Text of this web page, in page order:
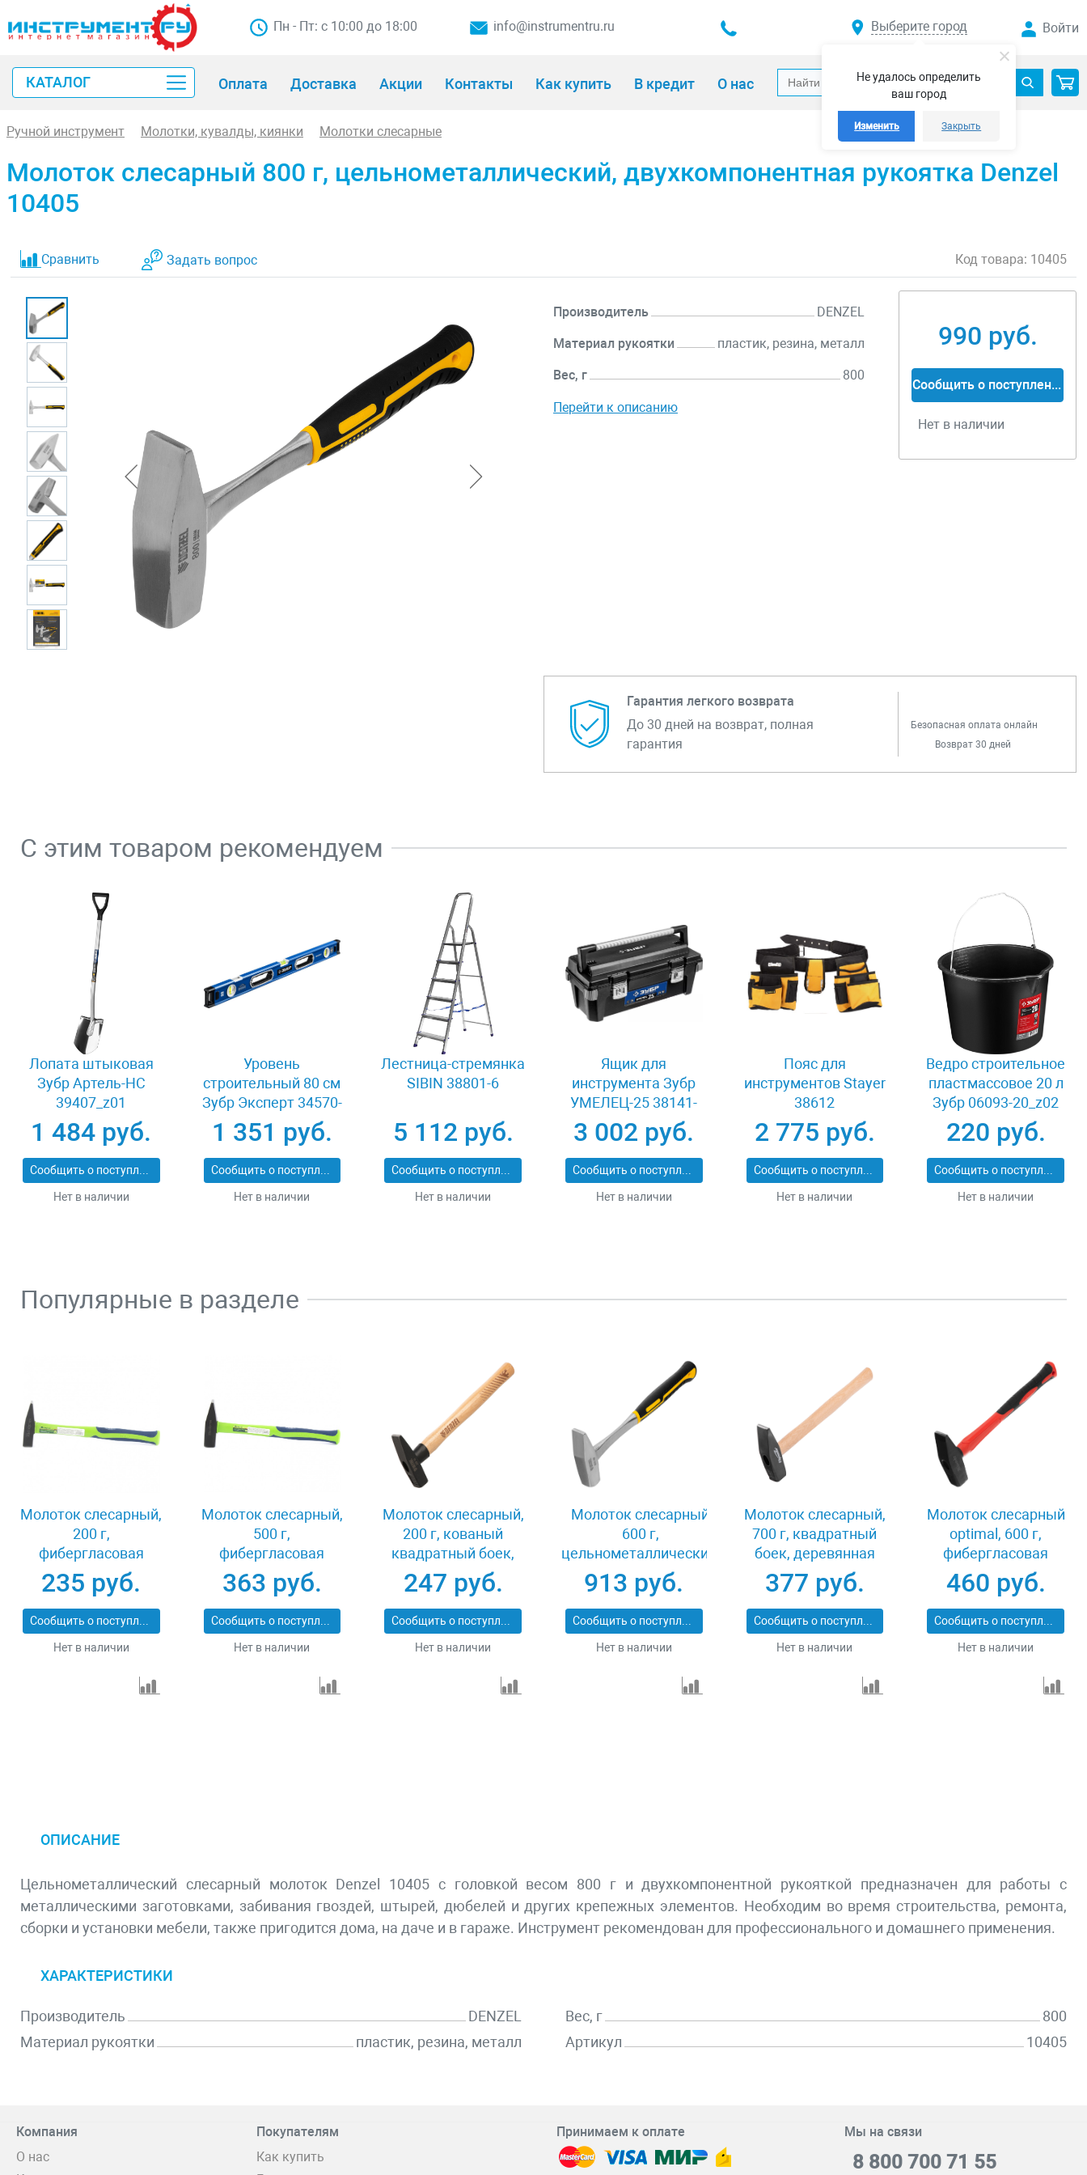
Не удалось определить
ваш город
Изменить Закрыть
Пн - Пт: с 10:00 до 18:00 info@instrumentru.ru Выберите город Войти
КАТАЛОГ Оплата Доставка Акции Контакты Как купить В кредит О нас
Ручной инструмент Молотки, кувалды, киянки Молотки слесарные
Молоток слесарный 800 г, цельнометаллический, двухкомпонентная рукоятка Denzel
10405
Сравнить Задать вопрос Код товара: 10405
Производитель DENZEL
Материал рукоятки пластик, резина, металл
Вес, г 800
Перейти к описанию
990 руб.
Сообщить о поступлении
Нет в наличии
Гарантия легкого возврата
До 30 дней на возврат, полная
гарантия
Безопасная оплата онлайн
Возврат 30 дней
С этим товаром рекомендуем
Лопата штыковая
Зубр Артель-НС
39407_z01
1 484 руб.
Сообщить о поступлении
Нет в наличии
Уровень
строительный 80 см
Зубр Эксперт 34570-
080
1 351 руб.
Сообщить о поступлении
Нет в наличии
Лестница-стремянка
SIBIN 38801-6
5 112 руб.
Сообщить о поступлении
Нет в наличии
Ящик для
инструмента Зубр
УМЕЛЕЦ-25 38141-
25_z01
3 002 руб.
Сообщить о поступлении
Нет в наличии
Пояс для
инструментов Stayer
38612
2 775 руб.
Сообщить о поступлении
Нет в наличии
Ведро строительное
пластмассовое 20 л
Зубр 06093-20_z02
220 руб.
Сообщить о поступлении
Нет в наличии
Популярные в разделе
Молоток слесарный,
200 г,
фибергласовая
обрезиненная
рукоятка Сибртех
10318
235 руб.
Сообщить о поступлении
Нет в наличии
Молоток слесарный,
500 г,
фибергласовая
обрезиненная
рукоятка Сибртех
10323
363 руб.
Сообщить о поступлении
Нет в наличии
Молоток слесарный,
200 г, кованый
квадратный боек,
буковая рукоятка
Denzel 10426
247 руб.
Сообщить о поступлении
Нет в наличии
Молоток слесарный
600 г,
цельнометаллический,
двухкомпонентная
рукоятка Denzel 10404
913 руб.
Сообщить о поступлении
Нет в наличии
Молоток слесарный,
700 г, квадратный
боек, деревянная
рукоятка Sparta
102135
377 руб.
Сообщить о поступлении
Нет в наличии
Молоток слесарный
optimal, 600 г,
фибергласовая
обрезиненная
рукоятка,
квадратный боек
Matrix 10370
460 руб.
Сообщить о поступлении
Нет в наличии
ОПИСАНИЕ
Цельнометаллический слесарный молоток Denzel 10405 с головкой весом 800 г и двухкомпонентной рукояткой предназначен для работы с
металлическими заготовками, забивания гвоздей, штырей, дюбелей и других крепежных элементов. Необходим во время строительства, ремонта,
сборки и установки мебели, также пригодится дома, на даче и в гараже. Инструмент рекомендован для профессионального и домашнего применения.
ХАРАКТЕРИСТИКИ
Производитель
DENZEL
Материал рукоятки
пластик, резина, металл
Вес, г
800
Артикул
10405
Компания
О нас
Покупателям
Как купить
Принимаем к оплате Мы на связи
8 800 700 71 55